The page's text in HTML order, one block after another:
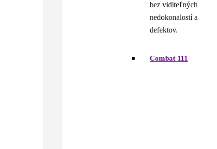
bez viditeľných
nedokonalostí a
defektov.
Combat 111